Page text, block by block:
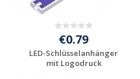
€0.79
LED-Schlüsselanhänger
mit Logodruck